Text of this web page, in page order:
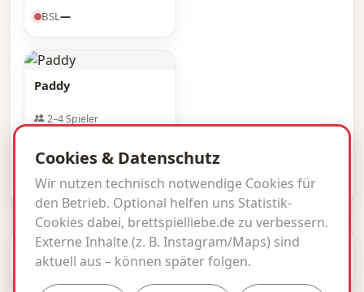
BSL—
Paddy
2–4 Spieler
© 2026 brettspielliebe.de · BSL inside.
ImpressumDatenschutzKontakt
Cookies & Datenschutz
Wir nutzen technisch notwendige Cookies für
den Betrieb. Optional helfen uns Statistik-
Cookies dabei, brettspielliebe.de zu verbessern.
Externe Inhalte (z. B. Instagram/Maps) sind
aktuell aus – können später folgen.